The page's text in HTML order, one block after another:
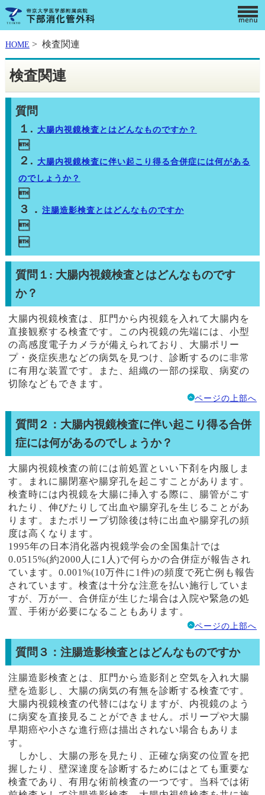
HOME > 検査関連
検査関連
質問
１. 大腸内視鏡検査とはどんなものですか？

２. 大腸内視鏡検査に伴い起こり得る合併症には何がある
のでしょうか？

３． 注腸造影検査とはどんなものですか


質問１: 大腸内視鏡検査とはどんなものです
か？
大腸内視鏡検査は、肛門から内視鏡を入れて大腸内を
直接観察する検査です。この内視鏡の先端には、小型
の高感度電子カメラが備えられており、大腸ポリー
プ・炎症疾患などの病気を見つけ、診断するのに非常
に有用な装置です。また、組織の一部の採取、病変の
切除などもできます。
ページの上部へ
質問２：大腸内視鏡検査に伴い起こり得る合併
症には何があるのでしょうか？
大腸内視鏡検査の前には前処置といい下剤を内服しま
す。まれに腸閉塞や腸穿孔を起こすことがあります。
検査時には内視鏡を大腸に挿入する際に、腸管がこす
れたり、伸びたりして出血や腸穿孔を生じることがあ
ります。またポリープ切除後は特に出血や腸穿孔の頻
度は高くなります。
1995年の日本消化器内視鏡学会の全国集計では
0.0515%(約2000人に1人)で何らかの合併症が報告され
ています。0.001%(10万件に1件)の頻度で死亡例も報告
されています。検査は十分な注意を払い施行していま
すが、万が一、合併症が生じた場合は入院や緊急の処
置、手術が必要になることもあります。
ページの上部へ
質問３：注腸造影検査とはどんなものですか
注腸造影検査とは、肛門から造影剤と空気を入れ大腸
壁を造影し、大腸の病気の有無を診断する検査です。
大腸内視鏡検査の代替にはなりますが、内視鏡のよう
に病変を直接見ることができません。ポリープや大腸
早期癌や小さな進行癌は描出されない場合もありま
す。
しかし、大腸の形を見たり、正確な病変の位置を把
握したり、壁深達度を診断するためにはとても重要な
検査であり、有用な術前検査の一つです。当科では術